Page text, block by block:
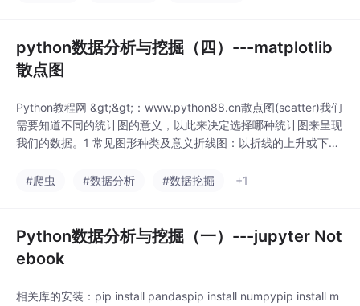
python数据分析与挖掘（四）---matplotlib
散点图
Python教程网 &gt;&gt;：www.python88.cn散点图(scatter)我们
需要知道不同的统计图的意义，以此来决定选择哪种统计图来呈现
我们的数据。1 常见图形种类及意义折线图：以折线的上升或下降
势，反映事物的变化情况。(变化)散点图：用两组数据构成多个坐
#爬虫 #数据分析 #数据挖掘 +1
Python数据分析与挖掘（一）---jupyter Not
ebook
相关库的安装：pip install pandaspip install numpypip install m